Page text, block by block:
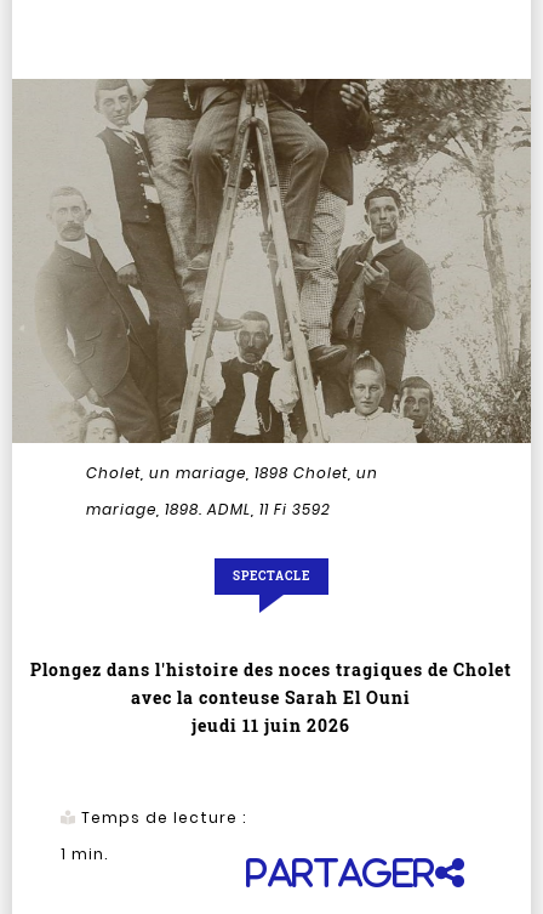
Cholet, un mariage, 1898Cholet, un
mariage, 1898. ADML, 11 Fi 3592
SPECTACLE
Plongez dans l'histoire des noces tragiques de Cholet
avec la conteuse Sarah El Ouni
jeudi 11 juin 2026
Temps de lecture :
1 min.
Partager